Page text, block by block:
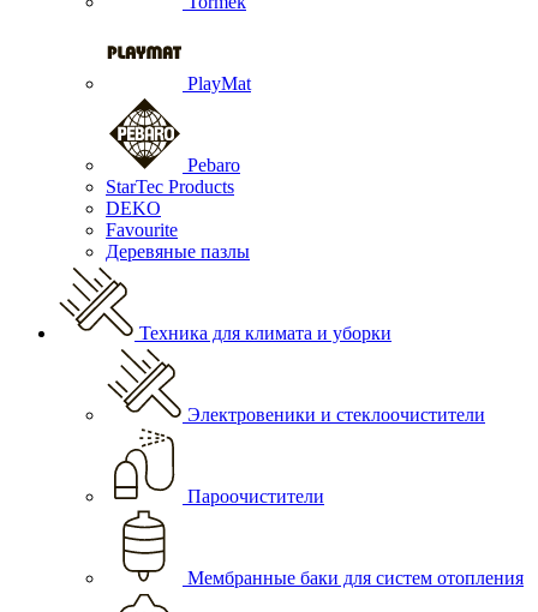
PlayMat
Pebaro
StarTec Products
DEKO
Favourite
Деревяные пазлы
Техника для климата и уборки
Электровеники и стеклоочистители
Пароочистители
Мембранные баки для систем отопления